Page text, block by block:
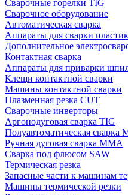
Сварочные горелки TIG
Сварочное оборудование
Автоматическая сварка
Аппараты для сварки
Дополнительное
Контактная сварка
Аппараты для приварки
Клещи контактной сварки
Машины контактной сварки
Плазменная резка CUT
Сварочные инверторы
Аргонодуговая сварка TIG
Полуавтоматическая сварка
Ручная дуговая сварка MMA
Сварка под флюсом SAW
Термическая резка
Запасные части к машинам
Машины термической резки